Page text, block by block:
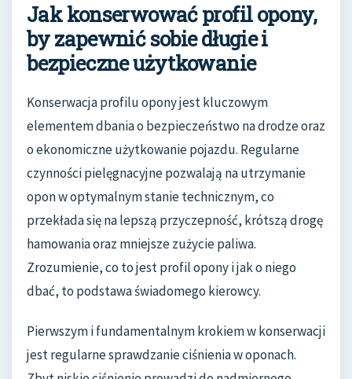
Jak konserwować profil opony,
by zapewnić sobie długie i
bezpieczne użytkowanie
Konserwacja profilu opony jest kluczowym
elementem dbania o bezpieczeństwo na drodze oraz
o ekonomiczne użytkowanie pojazdu. Regularne
czynności pielęgnacyjne pozwalają na utrzymanie
opon w optymalnym stanie technicznym, co
przekłada się na lepszą przyczepność, krótszą drogę
hamowania oraz mniejsze zużycie paliwa.
Zrozumienie, co to jest profil opony i jak o niego
dbać, to podstawa świadomego kierowcy.
Pierwszym i fundamentalnym krokiem w konserwacji
jest regularne sprawdzanie ciśnienia w oponach.